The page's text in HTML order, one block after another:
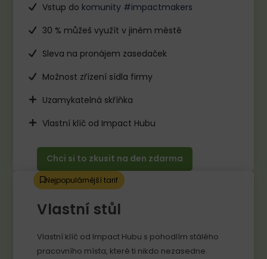
Vstup do komunity #impactmakers
30 % můžeš využít v jiném městě
Sleva na pronájem zasedaček
Možnost zřízení sídla firmy
Uzamykatelná skříňka
Vlastní klíč od Impact Hubu
Chci si to zkusit na den zdarma
Nejpopulárnější tarif
Vlastní stůl
Vlastní klíč od Impact Hubu s pohodlím stálého
pracovního místa, které ti nikdo nezasedne.​